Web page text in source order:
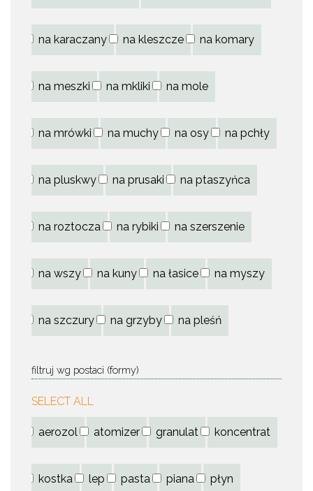
na karaczany na kleszcze na komary
na meszki na mkliki na mole
na mrówki na muchy na osy na pchły
na pluskwy na prusaki na ptaszyńca
na roztocza na rybiki na szerszenie
na wszy na kuny na łasice na myszy
na szczury na grzyby na pleśń
filtruj wg postaci (formy)
SELECT ALL
aerozol atomizer granulat koncentrat
kostka lep pasta piana płyn